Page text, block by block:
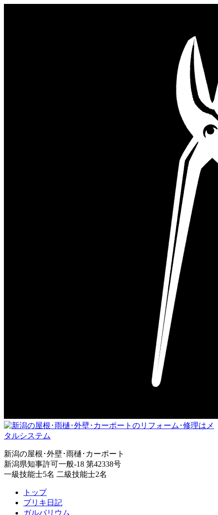
新潟の屋根･外壁･雨樋･カーポート
新潟県知事許可一般-18 第42338号
一級技能士5名 二級技能士2名
トップ
ブリキ日記
ガルバリウム